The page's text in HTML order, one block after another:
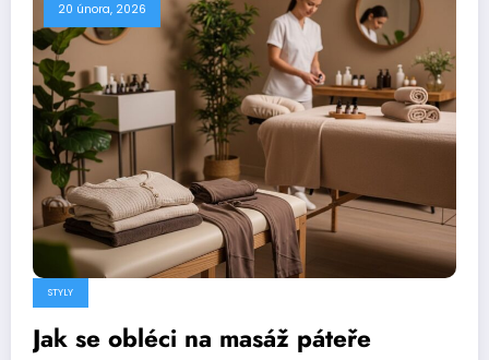
20 února, 2026
STYLY
Jak se obléci na masáž páteře